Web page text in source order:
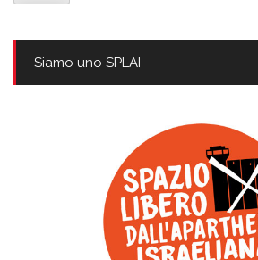
Siamo uno SPLAI